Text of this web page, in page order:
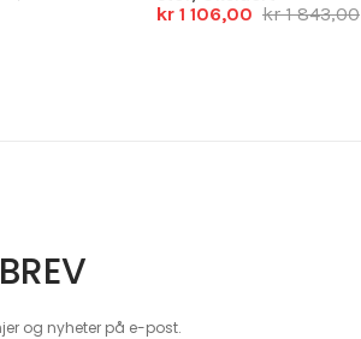
kr 1 106,00 kr 1 843,00
og nyheter på e-post.